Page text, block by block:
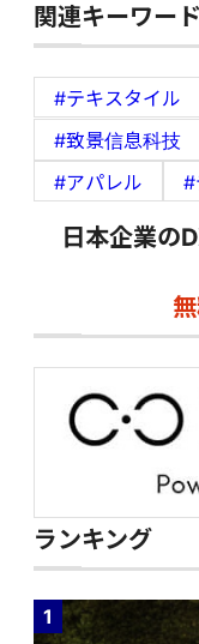
関連キーワード
#テキスタイル
#致景信息科技
#アパレル
#
日本企業の
ランキング
1